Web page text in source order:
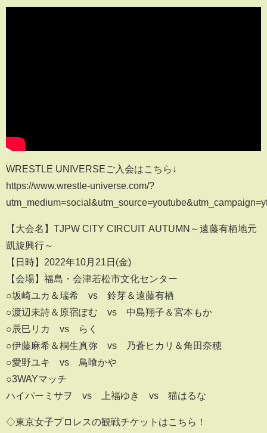
WRESTLE UNIVERSEご入会はこちら↓
https://www.wrestle-universe.com/?
【大会名】TJPW CITY CIRCUIT AUTUMN～遠藤有栖地元
凱旋興行～
【日時】2022年10月21日(金)
【会場】福島・会津若松市文化センター
○坂崎ユカ＆瑞希 vs 鈴芽＆遠藤有栖
○渡辺未詩＆原宿ぽむ vs 中島翔子＆宮本もか
○辰巳リカ vs らく
○伊藤麻希＆桐生真弥 vs 乃蒼ヒカリ＆角田奈穂
○愛野ユキ vs 鳥喰かや
○3WAYマッチ
ハイパーミサヲ vs 上福ゆき vs 猫はるな
◇東京女子プロレスの観戦チケットはこちら！